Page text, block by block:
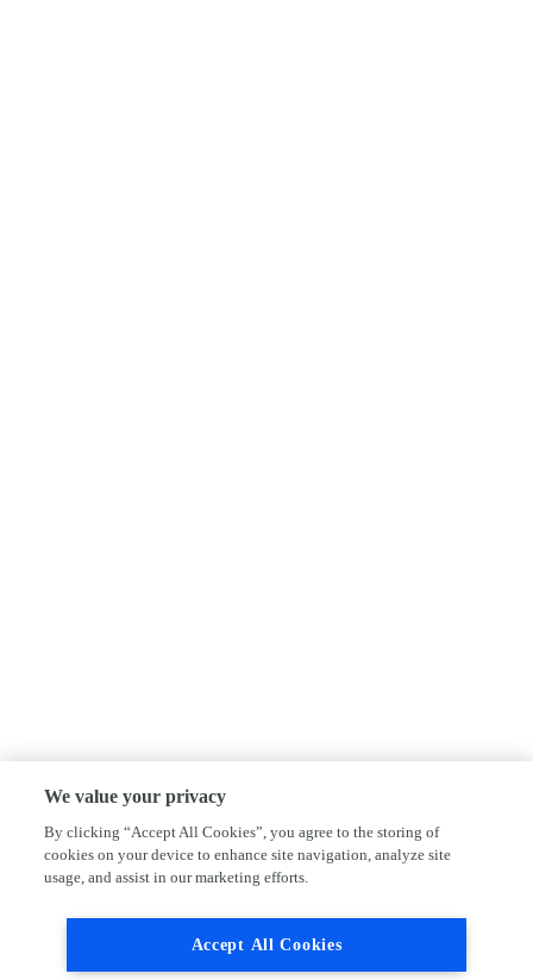
We value your privacy
By clicking “Accept All Cookies”, you agree to the storing of
cookies on your device to enhance site navigation, analyze site
usage, and assist in our marketing efforts.
Accept All Cookies